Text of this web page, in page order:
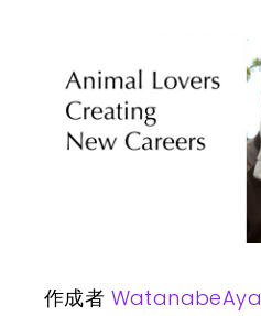
作成者 WatanabeAya